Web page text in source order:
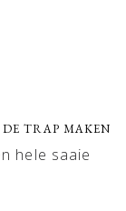
TRAP MAKEN
hele saaie